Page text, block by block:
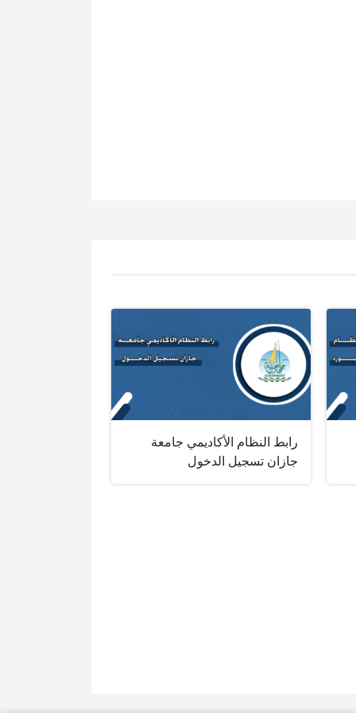
رابط النظام الأكاديمي جامعة
جازان تسجيل الدخول